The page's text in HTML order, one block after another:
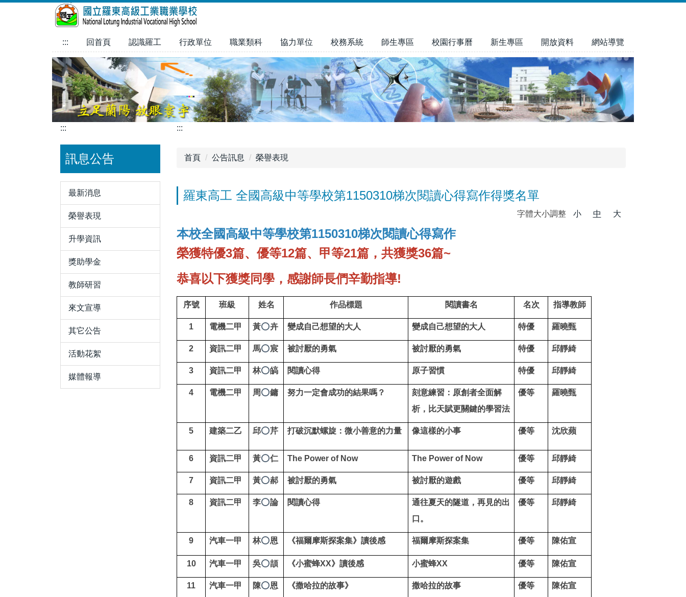
::: 回首頁 認識羅工 行政單位 職業類科 協力單位 校務系統 師生專區 校園行事曆 新生專區 開放資料 網站導覽
:::
訊息公告
最新消息
榮譽表現
升學資訊
獎助學金
教師研習
來文宣導
其它公告
活動花絮
媒體報導
:::
首頁 公告訊息 榮譽表現
羅東高工 全國高級中等學校第1150310梯次閱讀心得寫作得獎名單
字體大小調整 小 中 大
本校全國高級中等學校第1150310梯次閱讀心得寫作
榮獲特優3篇、優等12篇、甲等21篇，共獲獎36篇~
恭喜以下獲獎同學，感謝師長們辛勤指導!
序號 班級 姓名 作品標題 閱讀書名 名次 指導教師
1 電機二甲 黃⭕卉 變成自己想望的大人 變成自己想望的大人 特優 羅曉甄
2 資訊二甲 馬⭕宸 被討厭的勇氣 被討厭的勇氣 特優 邱靜綺
3 資訊二甲 林⭕皜 閱讀心得 原子習慣 特優 邱靜綺
4 電機二甲 周⭕鏞 努力一定會成功的結果嗎？
刻意練習：原創者全面解
析，比天賦更關鍵的學習法
優等 羅曉甄
5 建築二乙 邱⭕芹 打破沉默螺旋：微小善意的力量 像這樣的小事 優等 沈欣蘋
6 資訊二甲 黃⭕仁 The Power of Now The Power of Now 優等 邱靜綺
7 資訊二甲 黃⭕郝 被討厭的勇氣 被討厭的遊戲 優等 邱靜綺
8 資訊二甲 李⭕論 閱讀心得
通往夏天的隧道，再見的出
口。
優等 邱靜綺
9 汽車一甲 林⭕恩 《福爾摩斯探案集》讀後感 福爾摩斯探案集 優等 陳佑宣
10 汽車一甲 吳⭕頡 《小蜜蜂XX》讀後感 小蜜蜂XX 優等 陳佑宣
11 汽車一甲 陳⭕恩 《撒哈拉的故事》 撒哈拉的故事 優等 陳佑宣